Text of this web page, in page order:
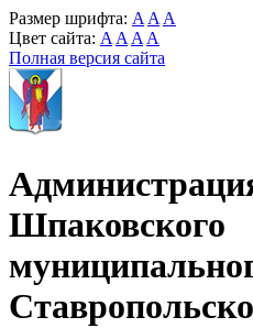
Размер шрифта: A A A
Цвет сайта: A A A A
Полная версия сайта
Шпаковского